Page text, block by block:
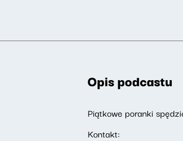
Opis podcastu
Piątkowe poranki
Kontakt: